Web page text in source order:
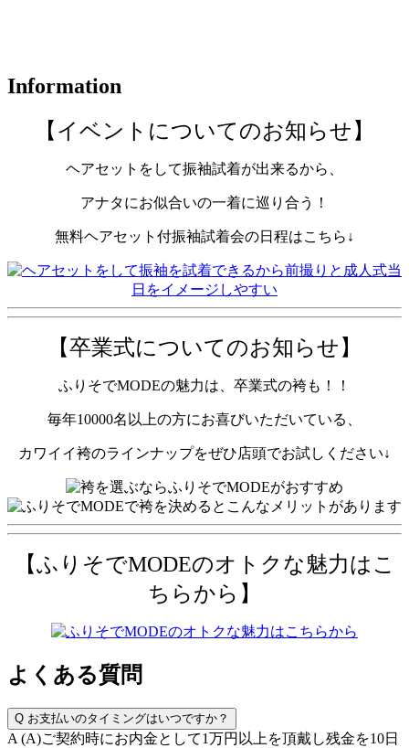
Information
【イベントについてのお知らせ】
ヘアセットをして振袖試着が出来るから、
アナタにお似合いの一着に巡り合う！
無料ヘアセット付振袖試着会の日程はこちら↓
【卒業式についてのお知らせ】
ふりそでMODEの魅力は、卒業式の袴も！！
毎年10000名以上の方にお喜びいただいている、
カワイイ袴のラインナップをぜひ店頭でお試しください↓
【ふりそでMODEのオトクな魅力はこ
ちらから】
よくある質問
Q お支払いのタイミングはいつですか？
A (A)ご契約時にお内金として1万円以上を頂戴し残金を10日